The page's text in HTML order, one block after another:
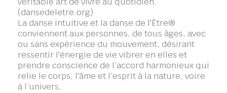
(dansedeletre.org)
La danse intuitive et la danse de l'Être®
conviennent aux personnes, de tous âges, avec
ou sans expérience du mouvement, désirant
ressentir l'énergie de vie vibrer en elles et
prendre conscience de l’accord harmonieux qui
relie le corps, l'âme et l’esprit à la nature, voire
à l’univers.